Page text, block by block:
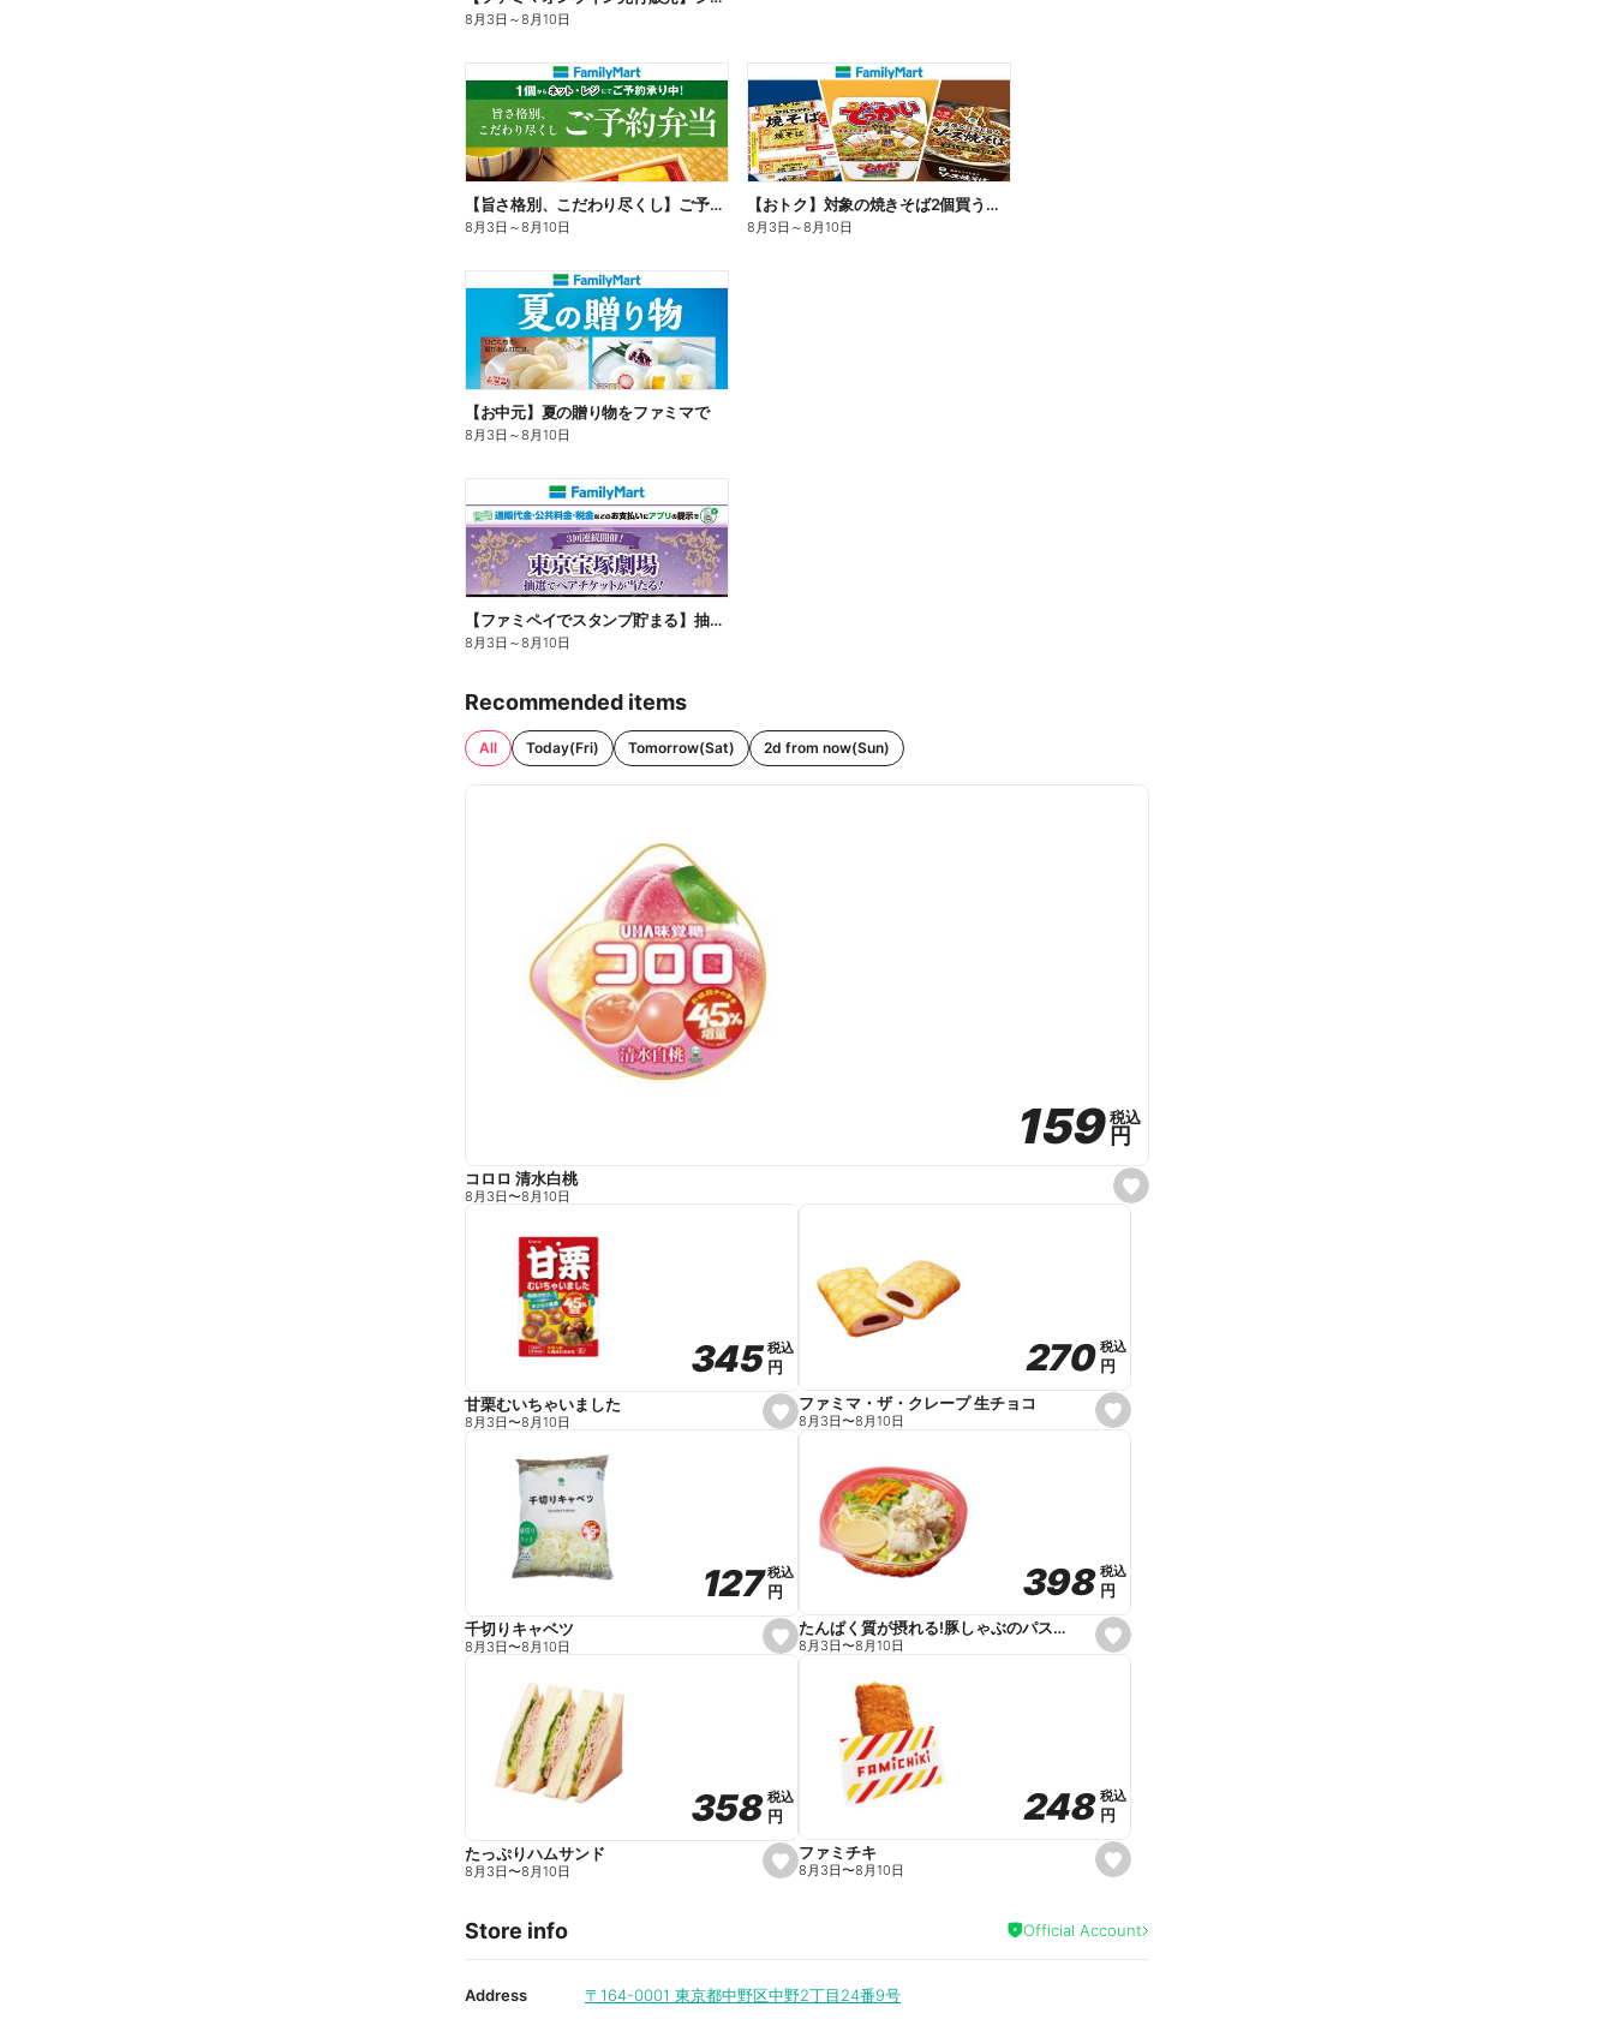
8月3日 ～8月10日
【旨さ格別、こだわり尽くし】ご予約弁当
8月3日 ～8月10日
【おトク】対象の焼きそば2個買うと100円引き!
8月3日 ～8月10日
【お中元】夏の贈り物をファミマで
8月3日 ～8月10日
【ファミペイでスタンプ貯まる】抽選でペアチケットが当たる!
8月3日 ～8月10日
Recommended items
All Today(Fri) Tomorrow(Sat) 2d from now(Sun)
s
e
159
159税込
税込
円
円
コロロ 清水白桃
8月3日〜8月10日
s
e
e
345
345税込
税込
円
円
甘栗むいちゃいました
8月3日〜8月10日
s
e
e
270
270 税込
税込
円
円
ファミマ・ザ・クレープ 生チョコ
8月3日〜8月10日
s
e
e
127
127税込
税込
円
円
千切りキャベツ
8月3日〜8月10日
s
e
e
398
398 税込
税込
円
円
たんぱく質が摂れる!豚しゃぶのパスタサラダ
8月3日〜8月10日
s
e
i
t
358
358税込
税込
円
円
たっぷりハムサンド
8月3日〜8月10日
s
e
a
248
248 税込
税込
円
円
ファミチキ
8月3日〜8月10日
Store info Official Account
Address 〒164-0001 東京都中野区中野2丁目24番9号